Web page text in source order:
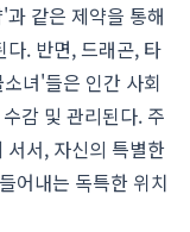
같은 제약을 통해
. 반면, 드래곤, 타
녀'들은 인간 사회
감 및 관리된다. 주
서서, 자신의 특별한
어내는 독특한 위치